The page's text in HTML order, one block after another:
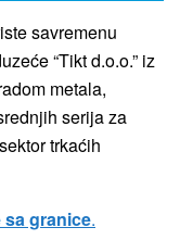
savremenu
“Tikt d.o.o.” iz
metala,
serija za
trkaćih
sa granice.